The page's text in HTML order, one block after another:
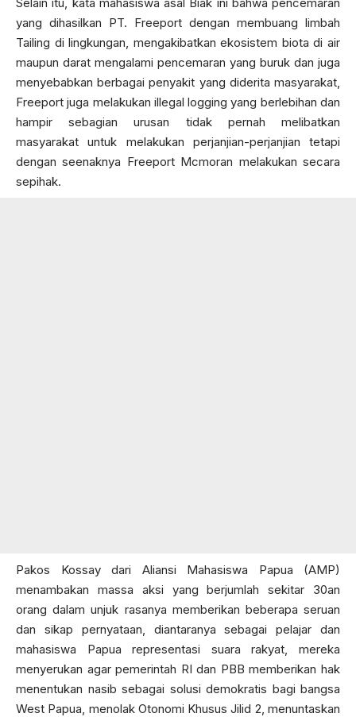
yang dihasilkan PT. Freeport dengan membuang limbah
Tailing di lingkungan, mengakibatkan ekosistem biota di air
maupun darat mengalami pencemaran yang buruk dan juga
menyebabkan berbagai penyakit yang diderita masyarakat,
Freeport juga melakukan illegal logging yang berlebihan dan
hampir sebagian urusan tidak pernah melibatkan
masyarakat untuk melakukan perjanjian-perjanjian tetapi
dengan seenaknya Freeport Mcmoran melakukan secara
sepihak.
Pakos Kossay dari Aliansi Mahasiswa Papua (AMP)
menambakan massa aksi yang berjumlah sekitar 30an
orang dalam unjuk rasanya memberikan beberapa seruan
dan sikap pernyataan, diantaranya sebagai pelajar dan
mahasiswa Papua representasi suara rakyat, mereka
menyerukan agar pemerintah RI dan PBB memberikan hak
menentukan nasib sebagai solusi demokratis bagi bangsa
West Papua, menolak Otonomi Khusus Jilid 2, menuntaskan